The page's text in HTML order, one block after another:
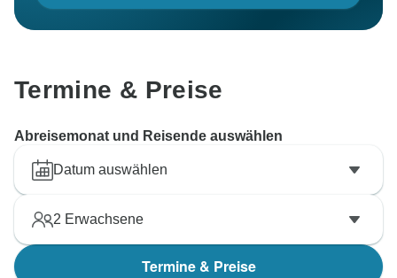
Termine & Preise
Abreisemonat und Reisende auswählen
Datum auswählen
2 Erwachsene
Termine & Preise